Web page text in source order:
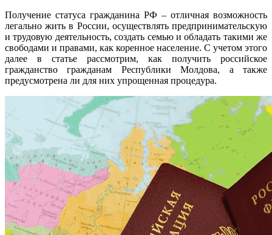
Получение статуса гражданина РФ – отличная возможность
легально жить в России, осуществлять предпринимательскую
и трудовую деятельность, создать семью и обладать такими же
свободами и правами, как коренное население. С учетом этого
далее в статье рассмотрим, как получить российское
гражданство гражданам Республики Молдова, а также
предусмотрена ли для них упрощенная процедура.